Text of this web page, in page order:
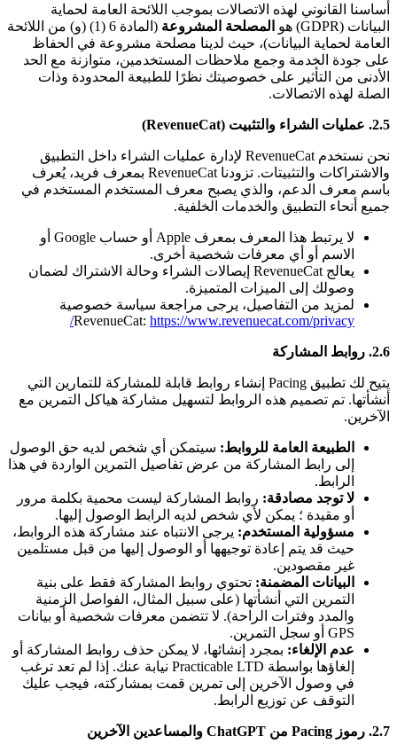
أساسنا القانوني لهذه الاتصالات بموجب اللائحة العامة لحماية
البيانات (GDPR) هو
المصلحة المشروعة
(المادة 6 (1) (و) من اللائحة
العامة لحماية البيانات)، حيث لدينا مصلحة مشروعة في الحفاظ
على جودة الخدمة وجمع ملاحظات المستخدمين، متوازنة مع الحد
الأدنى من التأثير على خصوصيتك نظرًا للطبيعة المحدودة وذات
الصلة لهذه الاتصالات.
2.5. عمليات الشراء والتثبيت (RevenueCat)
نحن نستخدم RevenueCat لإدارة عمليات الشراء داخل التطبيق
والاشتراكات والتثبيتات. تزودنا RevenueCat بمعرف فريد، يُعرف
باسم معرف الدعم، والذي يصبح معرف المستخدم المستخدم في
جميع أنحاء التطبيق والخدمات الخلفية.
لا يرتبط هذا المعرف بمعرف Apple أو حساب Google أو
الاسم أو أي معرفات شخصية أخرى.
يعالج RevenueCat إيصالات الشراء وحالة الاشتراك لضمان
وصولك إلى الميزات المتميزة.
لمزيد من التفاصيل، يرجى مراجعة سياسة خصوصية
RevenueCat: https://www.revenuecat.com/privacy/
2.6. روابط المشاركة
يتيح لك تطبيق Pacing إنشاء روابط قابلة للمشاركة للتمارين التي
أنشأتها. تم تصميم هذه الروابط لتسهيل مشاركة هياكل التمرين مع
الآخرين.
الطبيعة العامة للروابط: سيتمكن أي شخص لديه حق الوصول
إلى رابط المشاركة من عرض تفاصيل التمرين الواردة في هذا
الرابط.
لا توجد مصادقة: روابط المشاركة ليست محمية بكلمة مرور
أو مقيدة ؛ يمكن لأي شخص لديه الرابط الوصول إليها.
مسؤولية المستخدم: يرجى الانتباه عند مشاركة هذه الروابط،
حيث قد يتم إعادة توجيهها أو الوصول إليها من قبل مستلمين
غير مقصودين.
البيانات المضمنة: تحتوي روابط المشاركة فقط على بنية
التمرين التي أنشأتها (على سبيل المثال، الفواصل الزمنية
والمدد وفترات الراحة). لا تتضمن معرفات شخصية أو بيانات
GPS أو سجل التمرين.
عدم الإلغاء: بمجرد إنشائها، لا يمكن حذف روابط المشاركة أو
إلغاؤها بواسطة Practicable LTD نيابة عنك. إذا لم تعد ترغب
في وصول الآخرين إلى تمرين قمت بمشاركته، فيجب عليك
التوقف عن توزيع الرابط.
2.7. رموز Pacing من ChatGPT والمساعدين الآخرين